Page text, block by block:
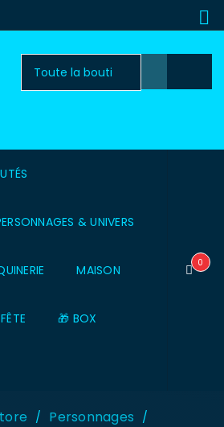
& UNIVERS
MAISON
FÊTE 🎁 BOX
0
/ Personnages /